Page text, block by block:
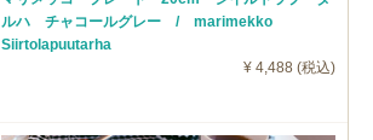
ルハ チャコールグレー / marimekko
Siirtolapuutarha
¥ 4,488 (税込)